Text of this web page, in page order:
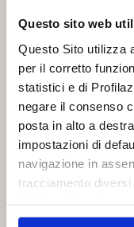
Questo sito web
Questo Sito utilizza
per il corretto
statistici e di
negare il consenso
posta in alto a
impostazioni di
navigazione in
tracciamento
autonomamente
competenze,
libertà di viaggiare.